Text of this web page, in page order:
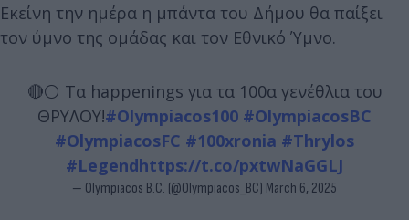
Εκείνη την ημέρα η μπάντα του Δήμου θα παίξει
τον ύμνο της ομάδας και τον Εθνικό Ύμνο.
🔴⚪️ Τα happenings για τα 100α γενέθλια του
ΘΡΥΛΟΥ!#Olympiacos100 #OlympiacosBC
#OlympiacosFC #100xronia #Thrylos
#Legendhttps://t.co/pxtwNaGGLJ
— Olympiacos B.C. (@Olympiacos_BC) March 6, 2025